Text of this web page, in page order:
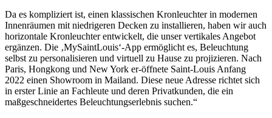
Da es kompliziert ist, einen klassischen Kronleuchter in modernen
Innenräumen mit niedrigeren Decken zu installieren, haben wir auch
horizontale Kronleuchter entwickelt, die unser vertikales Angebot
ergänzen. Die ‚MySaintLouis‘-App ermöglicht es, Beleuchtung
selbst zu personalisieren und virtuell zu Hause zu projizieren. Nach
Paris, Hongkong und New York er-öffnete Saint-Louis Anfang
2022 einen Showroom in Mailand. Diese neue Adresse richtet sich
in erster Linie an Fachleute und deren Privatkunden, die ein
maßgeschneidertes Beleuchtungserlebnis suchen.“